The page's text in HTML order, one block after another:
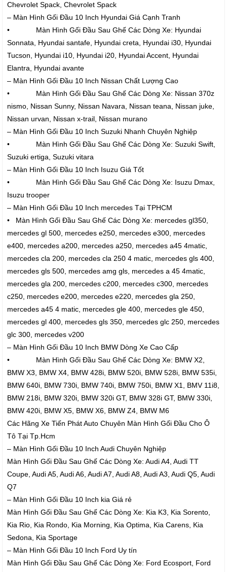
Chevrolet Spack, Chevrolet Spack
– Màn Hình Gối Đầu 10 Inch Hyundai Giá Cạnh Tranh
• Màn Hình Gối Đầu Sau Ghế Các Dòng Xe: Hyundai
Sonnata, Hyundai santafe, Hyundai creta, Hyundai i30, Hyundai
Tucson, Hyundai i10, Hyundai i20, Hyundai Accent, Hyundai
Elantra, Hyundai avante
– Màn Hình Gối Đầu 10 Inch Nissan Chất Lượng Cao
• Màn Hình Gối Đầu Sau Ghế Các Dòng Xe: Nissan 370z
nismo, Nissan Sunny, Nissan Navara, Nissan teana, Nissan juke,
Nissan urvan, Nissan x-trail, Nissan murano
– Màn Hình Gối Đầu 10 Inch Suzuki Nhanh Chuyên Nghiệp
• Màn Hình Gối Đầu Sau Ghế Các Dòng Xe: Suzuki Swift,
Suzuki ertiga, Suzuki vitara
– Màn Hình Gối Đầu 10 Inch Isuzu Giá Tốt
• Màn Hình Gối Đầu Sau Ghế Các Dòng Xe: Isuzu Dmax,
Isuzu trooper
– Màn Hình Gối Đầu 10 Inch mercedes Tại TPHCM
• Màn Hình Gối Đầu Sau Ghế Các Dòng Xe: mercedes gl350,
mercedes gl 500, mercedes e250, mercedes e300, mercedes
e400, mercedes a200, mercedes a250, mercedes a45 4matic,
mercedes cla 200, mercedes cla 250 4 matic, mercedes gls 400,
mercedes gls 500, mercedes amg gls, mercedes a 45 4matic,
mercedes gla 200, mercedes c200, mercedes c300, mercedes
c250, mercedes e200, mercedes e220, mercedes gla 250,
mercedes a45 4 matic, mercedes gle 400, mercedes gle 450,
mercedes gl 400, mercedes gls 350, mercedes glc 250, mercedes
glc 300, mercedes v200
– Màn Hình Gối Đầu 10 Inch BMW Dòng Xe Cao Cấp
• Màn Hình Gối Đầu Sau Ghế Các Dòng Xe: BMW X2,
BMW X3, BMW X4, BMW 428i, BMW 520i, BMW 528i, BMW 535i,
BMW 640i, BMW 730i, BMW 740i, BMW 750i, BMW X1, BMV 11i8,
BMW 218i, BMW 320i, BMW 320i GT, BMW 328i GT, BMW 330i,
BMW 420i, BMW X5, BMW X6, BMW Z4, BMW M6
Các Hãng Xe Tiến Phát Auto Chuyên Màn Hình Gối Đầu Cho Ô
Tô Tại Tp.Hcm
– Màn Hình Gối Đầu 10 Inch Audi Chuyên Nghiệp
Màn Hình Gối Đầu Sau Ghế Các Dòng Xe: Audi A4, Audi TT
Coupe, Audi A5, Audi A6, Audi A7, Audi A8, Audi A3, Audi Q5, Audi
Q7
– Màn Hình Gối Đầu 10 Inch kia Giá rẻ
Màn Hình Gối Đầu Sau Ghế Các Dòng Xe: Kia K3, Kia Sorento,
Kia Rio, Kia Rondo, Kia Morning, Kia Optima, Kia Carens, Kia
Sedona, Kia Sportage
– Màn Hình Gối Đầu 10 Inch Ford Uy tín
Màn Hình Gối Đầu Sau Ghế Các Dòng Xe: Ford Ecosport, Ford